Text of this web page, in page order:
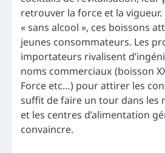
retrouver la force et la vigueur.
« sans alcool », ces boissons
jeunes consommateurs. Les
importateurs rivalisent
noms commerciaux (boisson
Force etc…) pour attirer les
suffit de faire un tour dans les
et les centres d’alimentation
convaincre.